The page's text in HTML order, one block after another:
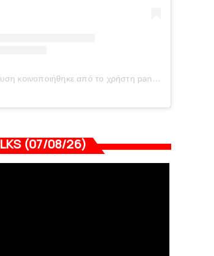
Η δημοσίευση κοινοποιήθηκε από το χρήστη panionianea.gr (@panionianea.gr)
(07/08/26)